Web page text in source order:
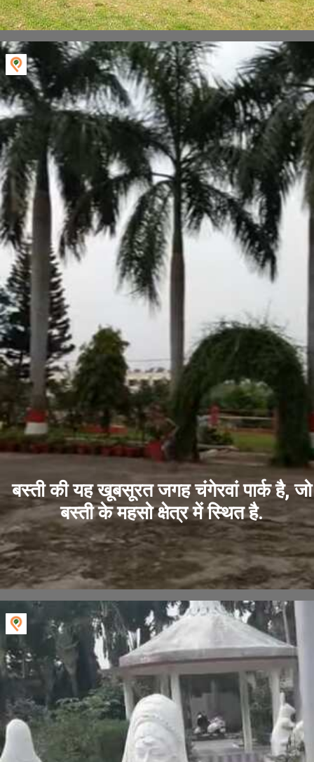
बस्ती की यह खूबसूरत जगह चंगेरवां पार्क है, जो
बस्ती के महसो क्षेत्र में स्थित है.